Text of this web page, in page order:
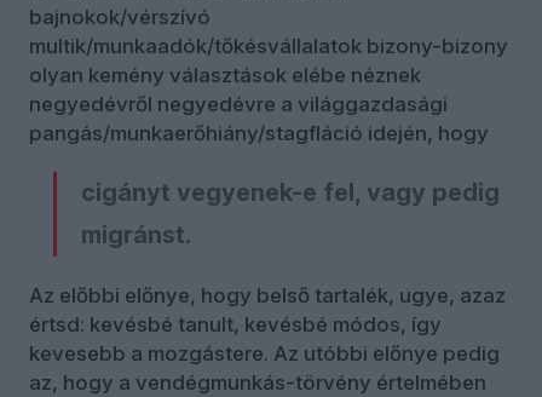
bajnokok/vérszívó
multik/munkaadók/tőkésvállalatok bizony-bizony
olyan kemény választások elébe néznek
negyedévről negyedévre a világgazdasági
pangás/munkaerőhiány/stagfláció idején, hogy
cigányt vegyenek-e fel, vagy pedig
migránst.
Az előbbi előnye, hogy belső tartalék, ugye, azaz
értsd: kevésbé tanult, kevésbé módos, így
kevesebb a mozgástere. Az utóbbi előnye pedig
az, hogy a vendégmunkás-törvény értelmében